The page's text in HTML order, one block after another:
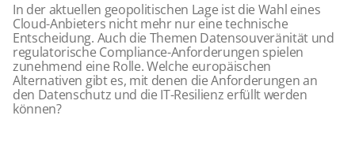
In der aktuellen geopolitischen Lage ist die Wahl eines
Cloud-Anbieters nicht mehr nur eine technische
Entscheidung. Auch die Themen Datensouveränität und
regulatorische Compliance-Anforderungen spielen
zunehmend eine Rolle. Welche europäischen
Alternativen gibt es, mit denen die Anforderungen an
den Datenschutz und die IT-Resilienz erfüllt werden
können?